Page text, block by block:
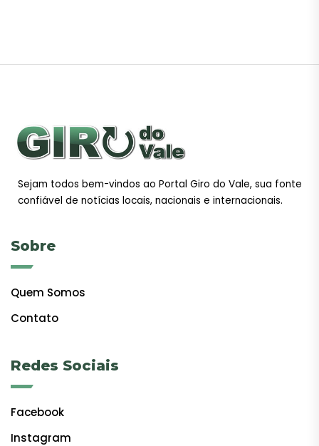
Sejam todos bem-vindos ao Portal Giro do Vale, sua fonte
confiável de notícias locais, nacionais e internacionais.
Sobre
Quem Somos
Contato
Redes Sociais
Facebook
Instagram